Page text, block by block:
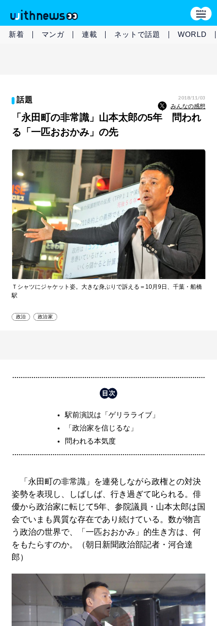
新着 マンガ 連載 ネットで話題 WORLD
話題 2018/11/03
みんなの感想
「永田町の非常識」山本太郎の5年 問われ
る「一匹おおかみ」の先
Ｔシャツにジャケット姿。大きな身ぶりで訴える＝10月9日、千葉・船橋
駅
政治 政治家
駅前演説は「ゲリラライブ」
「政治家を信じるな」
問われる本気度
「永田町の非常識」を連発しながら政権との対決
姿勢を表現し、しばしば、行き過ぎて叱られる。俳
優から政治家に転じて5年、参院議員・山本太郎は国
会でいまも異質な存在であり続けている。数が物言
う政治の世界で、「一匹おおかみ」的生き方は、何
をもたらすのか。（朝日新聞政治部記者・河合達
郎）